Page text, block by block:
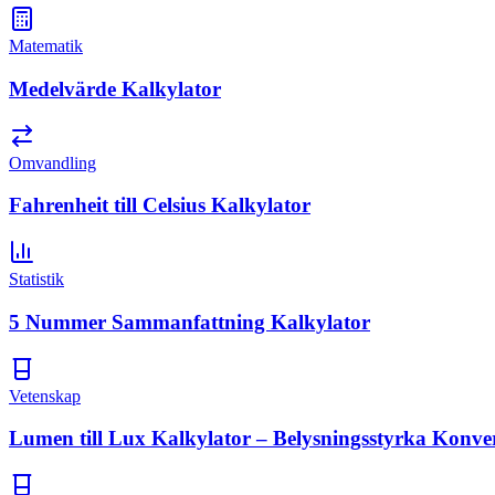
Matematik
Medelvärde Kalkylator
Omvandling
Fahrenheit till Celsius Kalkylator
Statistik
5 Nummer Sammanfattning Kalkylator
Vetenskap
Lumen till Lux Kalkylator – Belysningsstyrka